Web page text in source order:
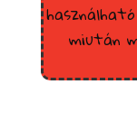
miután